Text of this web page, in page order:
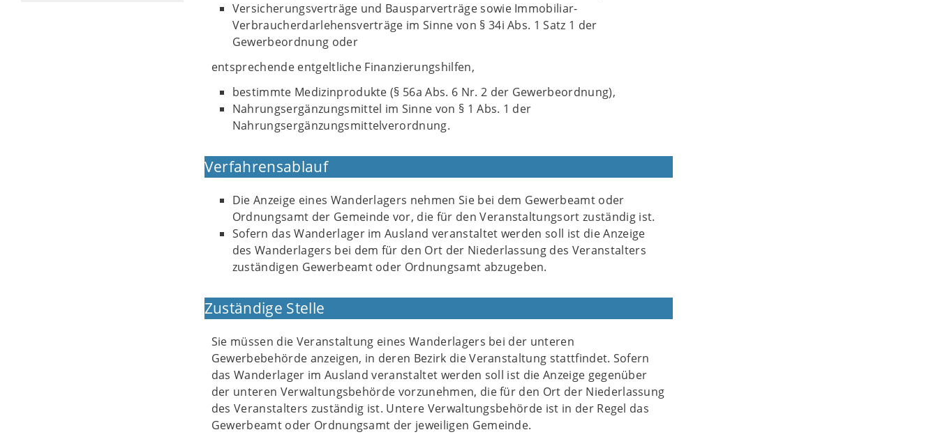
Versicherungsverträge und Bausparverträge sowie Immobiliar-
Verbraucherdarlehensverträge im Sinne von § 34i Abs. 1 Satz 1 der
Gewerbeordnung oder
entsprechende entgeltliche Finanzierungshilfen,
bestimmte Medizinprodukte (§ 56a Abs. 6 Nr. 2 der Gewerbeordnung),
Nahrungsergänzungsmittel im Sinne von § 1 Abs. 1 der
Nahrungsergänzungsmittelverordnung.
Verfahrensablauf
Die Anzeige eines Wanderlagers nehmen Sie bei dem Gewerbeamt oder
Ordnungsamt der Gemeinde vor, die für den Veranstaltungsort zuständig ist.
Sofern das Wanderlager im Ausland veranstaltet werden soll ist die Anzeige
des Wanderlagers bei dem für den Ort der Niederlassung des Veranstalters
zuständigen Gewerbeamt oder Ordnungsamt abzugeben.
Zuständige Stelle
Sie müssen die Veranstaltung eines Wanderlagers bei der unteren
Gewerbebehörde anzeigen, in deren Bezirk die Veranstaltung stattfindet. Sofern
das Wanderlager im Ausland veranstaltet werden soll ist die Anzeige gegenüber
der unteren Verwaltungsbehörde vorzunehmen, die für den Ort der Niederlassung
des Veranstalters zuständig ist. Untere Verwaltungsbehörde ist in der Regel das
Gewerbeamt oder Ordnungsamt der jeweiligen Gemeinde.